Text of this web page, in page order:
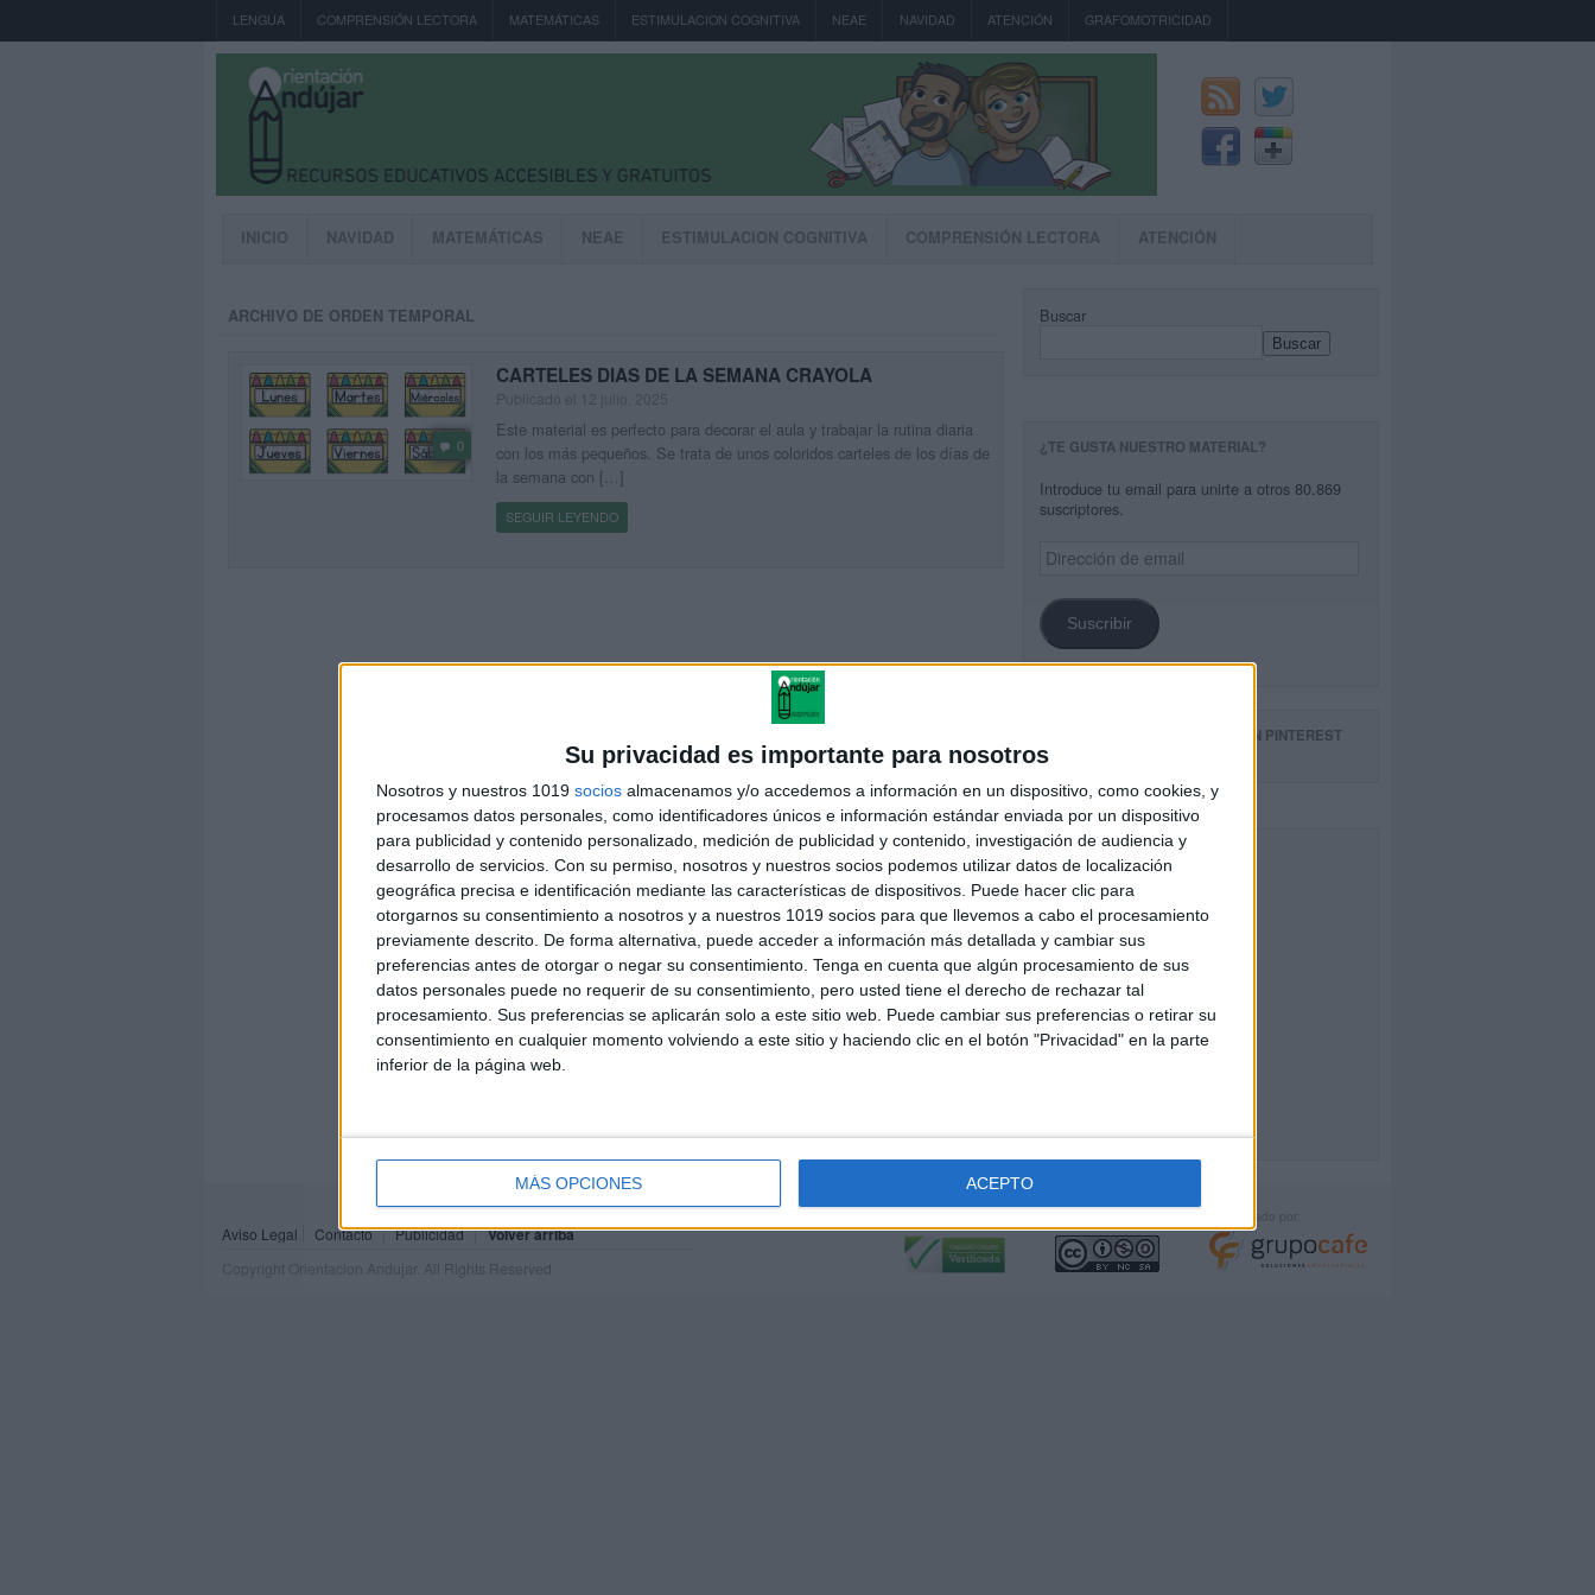
Su privacidad es importante para nosotros
Nosotros y nuestros 1019 socios almacenamos y/o accedemos a información en un dispositivo, como cookies, y
procesamos datos personales, como identificadores únicos e información estándar enviada por un dispositivo
para publicidad y contenido personalizado, medición de publicidad y contenido, investigación de audiencia y
desarrollo de servicios. Con su permiso, nosotros y nuestros socios podemos utilizar datos de localización
geográfica precisa e identificación mediante las características de dispositivos. Puede hacer clic para
otorgarnos su consentimiento a nosotros y a nuestros 1019 socios para que llevemos a cabo el procesamiento
previamente descrito. De forma alternativa, puede acceder a información más detallada y cambiar sus
preferencias antes de otorgar o negar su consentimiento. Tenga en cuenta que algún procesamiento de sus
datos personales puede no requerir de su consentimiento, pero usted tiene el derecho de rechazar tal
procesamiento. Sus preferencias se aplicarán solo a este sitio web. Puede cambiar sus preferencias o retirar su
consentimiento en cualquier momento volviendo a este sitio y haciendo clic en el botón "Privacidad" en la parte
inferior de la página web.
MÁS OPCIONES ACEPTO
LENGUA COMPRENSIÓN LECTORA MATEMÁTICAS ESTIMULACION COGNITIVA NEAE NAVIDAD ATENCIÓN GRAFOMOTRICIDAD
INICIO NAVIDAD MATEMÁTICAS NEAE ESTIMULACION COGNITIVA COMPRENSIÓN LECTORA ATENCIÓN
ARCHIVO DE ORDEN TEMPORAL
0
CARTELES DIAS DE LA SEMANA CRAYOLA
Este material es perfecto para decorar el aula y trabajar la rutina diaria
con los más pequeños. Se trata de unos coloridos carteles de los días de
la semana con […]
SEGUIR LEYENDO
Buscar
Buscar
¿TE GUSTA NUESTRO MATERIAL?
Introduce tu email para unirte a otros 80.869
suscriptores.
Dirección
de
Suscribir
SIGUE NUESTROS TABLEROS EN PINTEREST
Aviso Legal Contacto Publicidad Volver arriba
Copyright Orientacion Andujar. All Rights Reserved